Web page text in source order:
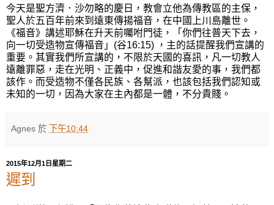
今天是聖方濟．沙勿略的慶日，教會立他為傳教區的主保，
聖人於五百年前來到遠東傳揚福音，在中國上川島離世。
《福音》講述耶穌在升天前囑咐門徒，「你們往普天下去，
向一切受造物宣傳福音」(谷16:15) ，主的話提醒我們宣講的
重要。其實我們所宣講的，不限於天國的喜訊，凡一切教人
遠離罪惡，走在光明、正義中，促進和諧友愛的事，我們都
該作。而受造物不僅各民族、各幫派，也該包括我們認知或
未知的一切，因為大家在主內都是一體，不分貴賤。
Agnes 於 下午10:44
2015年12月1日星期二
遲到